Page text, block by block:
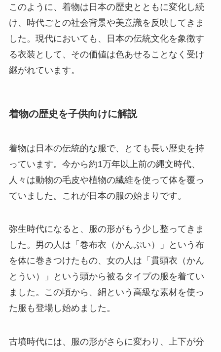
このように、着物は日本の歴史とともに変化し続
け、時代ごとの社会背景や美意識を反映してきま
した。現代においても、日本の伝統文化を象徴す
る衣装として、その価値は色あせることなく受け
継がれています。
着物の歴史を子供向けに解説
着物は日本の伝統的な服で、とても長い歴史を持
っています。今から約1万年以上前の縄文時代、
人々は動物の毛皮や植物の繊維を使って体を覆っ
ていました。これが日本の服の始まりです。
弥生時代になると、服の形がもう少し整ってきま
した。男の人は「巻布衣（かんぷい）」という布
を体に巻きつけたもの、女の人は「貫頭衣（かん
とうい）」という頭から被るタイプの服を着てい
ました。この頃から、絹という高級な素材を使っ
た服も登場し始めました。
古墳時代には、服の形がさらに変わり、上下が分